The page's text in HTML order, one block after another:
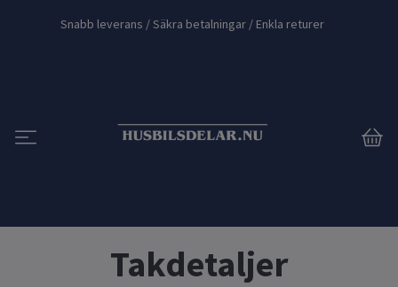
Snabb leverans / Säkra betalningar / Enkla returer
Takdetaljer